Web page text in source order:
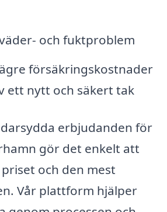
och fuktproblem
försäkringskostnader
ett nytt och säkert tak
erbjudanden för
gör det enkelt att
och den mest
Vår plattform hjälper